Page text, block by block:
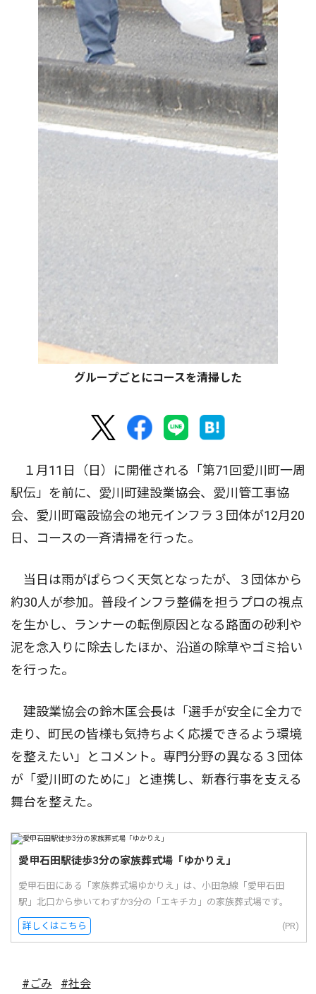
グループごとにコースを清掃した
１月11日（日）に開催される「第71回愛川町一周
駅伝」を前に、愛川町建設業協会、愛川管工事協
会、愛川町電設協会の地元インフラ３団体が12月20
日、コースの一斉清掃を行った。
当日は雨がぱらつく天気となったが、３団体から
約30人が参加。普段インフラ整備を担うプロの視点
を生かし、ランナーの転倒原因となる路面の砂利や
泥を念入りに除去したほか、沿道の除草やゴミ拾い
を行った。
建設業協会の鈴木匡会長は「選手が安全に全力で
走り、町民の皆様も気持ちよく応援できるよう環境
を整えたい」とコメント。専門分野の異なる３団体
が「愛川町のために」と連携し、新春行事を支える
舞台を整えた。
愛甲石田駅徒歩3分の家族葬式場「ゆかりえ」
愛甲石田にある「家族葬式場ゆかりえ」は、小田急線「愛甲石田
駅」北口から歩いてわずか3分の「エキチカ」の家族葬式場です。
詳しくはこちら (PR)
#ごみ #社会